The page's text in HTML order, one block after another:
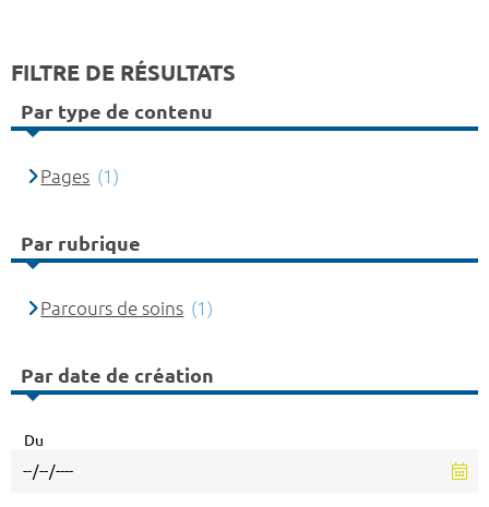
FILTRE DE RÉSULTATS
Par type de contenu
Pages (1)
Par rubrique
Parcours de soins (1)
Par date de création
Du